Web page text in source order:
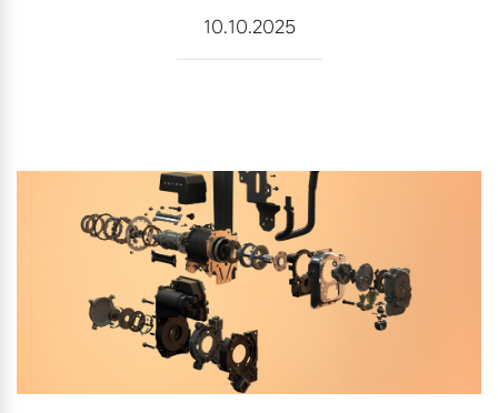
Volvo Gebrauchtwagenbörse
Aktuelle Zubehörangebote
Zubehörkatalog
Aktuelle Serviceangebote
Service by Volvo
10.10.2025